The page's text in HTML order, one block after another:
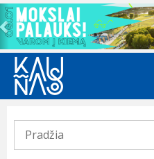
Previous
Pradžia